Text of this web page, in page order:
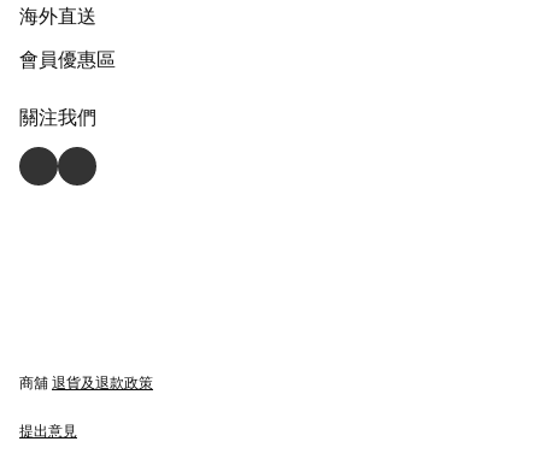
海外直送
會員優惠區
關注我們
商舖 退貨及退款政策
提出意見